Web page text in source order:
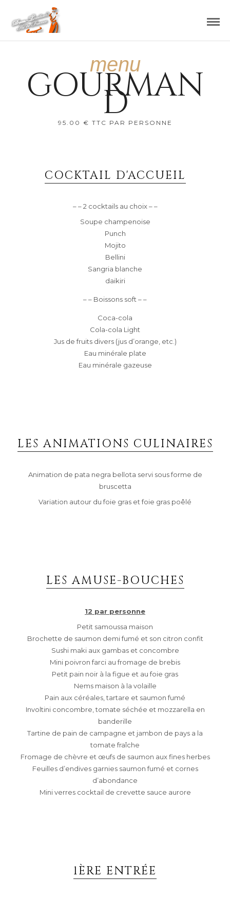
menu
GOURMAN
D
95.00 € TTC PAR PERSONNE
COCKTAIL D'ACCUEIL
– – 2 cocktails au choix – –
Soupe champenoise
Punch
Mojito
Bellini
Sangria blanche
daikiri
– – Boissons soft – –
Coca-cola
Cola-cola Light
Jus de fruits divers (jus d’orange, etc.)
Eau minérale plate
Eau minérale gazeuse
LES ANIMATIONS CULINAIRES
Animation de pata negra bellota servi sous forme de
bruscetta
Variation autour du foie gras et foie gras poêlé
LES AMUSE-BOUCHES
12 par personne
Petit samoussa maison
Brochette de saumon demi fumé et son citron confit
Sushi maki aux gambas et concombre
Mini poivron farci au fromage de brebis
Petit pain noir à la figue et au foie gras
Nems maison à la volaille
Pain aux céréales, tartare et saumon fumé
Involtini concombre, tomate séchée et mozzarella en
banderille
Tartine de pain de campagne et jambon de pays a la
tomate fraîche
Fromage de chèvre et œufs de saumon aux fines herbes
Feuilles d’endives garnies saumon fumé et cornes
d’abondance
Mini verres cocktail de crevette sauce aurore
1ÈRE ENTRÉE